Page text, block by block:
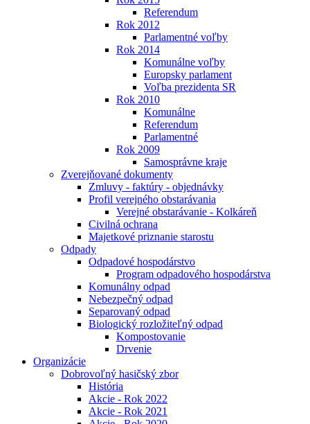
Referendum
Rok 2012
Parlamentné voľby
Rok 2014
Komunálne voľby
Europsky parlament
Voľba prezidenta SR
Rok 2010
Komunálne
Referendum
Parlamentné
Rok 2009
Samosprávne kraje
Zverejňované dokumenty
Zmluvy - faktúry - objednávky
Profil verejného obstarávania
Verejné obstarávanie - Kolkáreň
Civilná ochrana
Majetkové priznanie starostu
Odpady
Odpadové hospodárstvo
Program odpadového hospodárstva
Komunálny odpad
Nebezpečný odpad
Separovaný odpad
Biologický rozložiteľný odpad
Kompostovanie
Drvenie
Organizácie
Dobrovoľný hasičský zbor
História
Akcie - Rok 2022
Akcie - Rok 2021